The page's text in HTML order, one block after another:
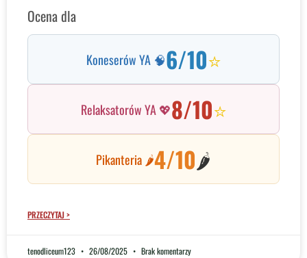
Ocena dla
Koneserów YA 🧠6/10⭐
Relaksatorów YA 💖8/10⭐
Pikanteria 🌶️4/10🌶️
PRZECZYTAJ >
tenodliceum123 26/08/2025 Brak komentarzy